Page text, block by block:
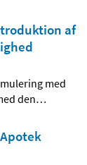
af
med
den…